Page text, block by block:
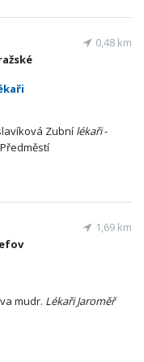
0,48 km
Zubní lékaři-
1,69 km
mudr. Lékaři Jaroměř